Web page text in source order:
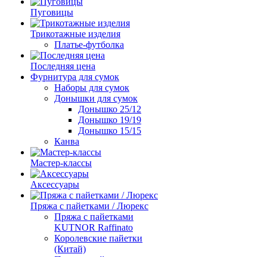
Пуговицы
Трикотажные изделия
Платье-футболка
Последняя цена
Фурнитура для сумок
Наборы для сумок
Донышки для сумок
Донышко 25/12
Донышко 19/19
Донышко 15/15
Канва
Мастер-классы
Аксессуары
Пряжа с пайетками / Люрекс
Пряжа с пайетками
KUTNOR Raffinato
Королевские пайетки
(Китай)